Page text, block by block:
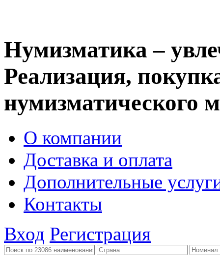
Нумизматика –
Реализация,
нумизматического
О компании
Доставка и оплата
Дополнительные
Контакты
Вход Регистрация